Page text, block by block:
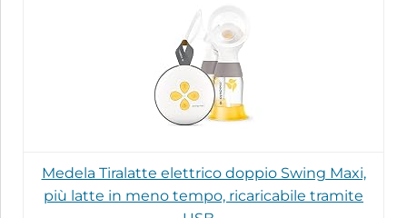
Medela Tiralatte elettrico doppio Swing Maxi,
più latte in meno tempo, ricaricabile tramite